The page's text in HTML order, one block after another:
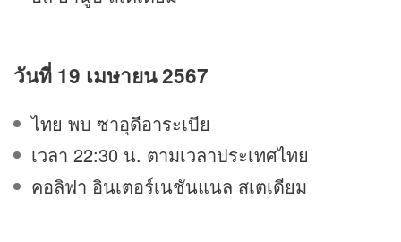
วันที่ 19 เมษายน 2567
ไทย พบ ซาอุดีอาระเบีย
เวลา 22:30 น. ตามเวลาประเทศไทย
คอลิฟา อินเตอร์เนชันแนล สเตเดียม